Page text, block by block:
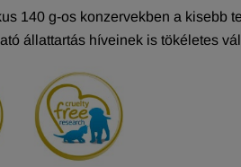
140 g-os konzervekben a kisebb
állattartás híveinek is tökéletes